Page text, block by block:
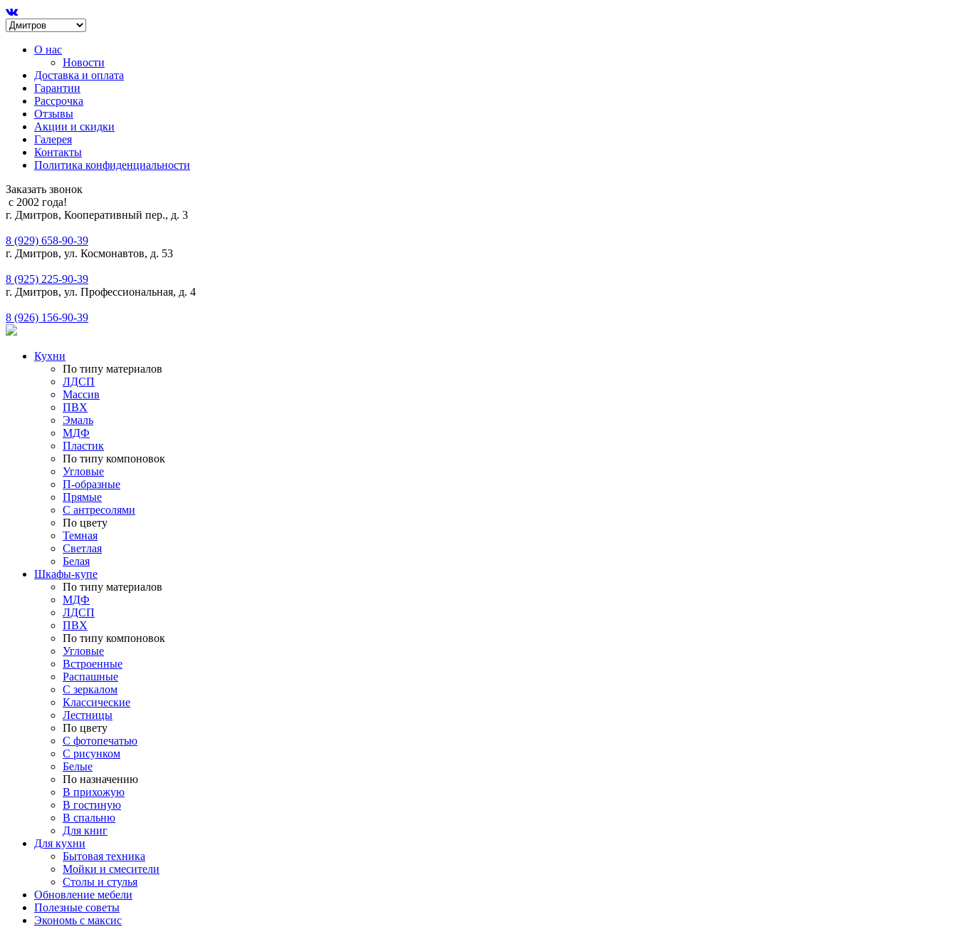
О нас
Новости
Доставка и оплата
Гарантии
Рассрочка
Отзывы
Акции и скидки
Галерея
Контакты
Политика конфиденциальности
Заказать звонок
с 2002 года!
г. Дмитров, Кооперативный пер., д. 3
8 (929) 658-90-39
г. Дмитров, ул. Космонавтов, д. 53
8 (925) 225-90-39
г. Дмитров, ул. Профессиональная, д. 4
8 (926) 156-90-39
Кухни
По типу материалов
ЛДСП
Массив
ПВХ
Эмаль
МДФ
Пластик
По типу компоновок
Угловые
П-образные
Прямые
С антресолями
По цвету
Темная
Светлая
Белая
Шкафы-купе
По типу материалов
МДФ
ЛДСП
ПВХ
По типу компоновок
Угловые
Встроенные
Распашные
С зеркалом
Классические
Лестницы
По цвету
С фотопечатью
С рисунком
Белые
По назначению
В прихожую
В гостиную
В спальню
Для книг
Для кухни
Бытовая техника
Мойки и смесители
Столы и стулья
Обновление мебели
Полезные советы
Экономь с максис